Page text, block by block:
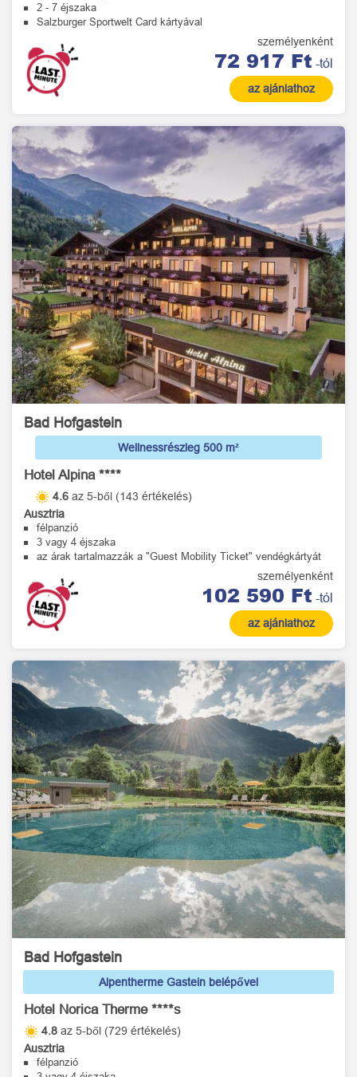
2 - 7 éjszaka
Salzburger Sportwelt Card kártyával
személyenként
72 917 Ft -tól
az ajánlathoz
Bad Hofgastein
Wellnessrészleg 500 m²
Hotel Alpina ****
4.6 az 5-ből (143 értékelés)
Ausztria
félpanzió
3 vagy 4 éjszaka
az árak tartalmazzák a "Guest Mobility Ticket" vendégkártyát
személyenként
102 590 Ft -tól
az ajánlathoz
Bad Hofgastein
Alpentherme Gastein belépővel
Hotel Norica Therme ****s
4.8 az 5-ből (729 értékelés)
Ausztria
félpanzió